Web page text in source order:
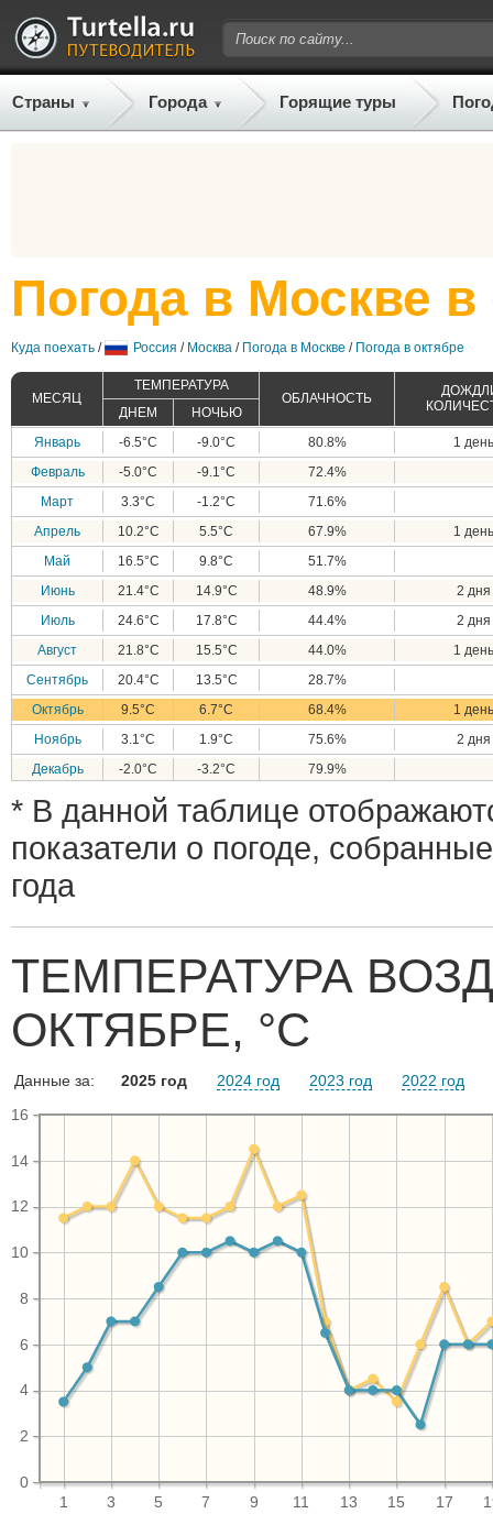
Страны Города Горящие туры
Погода в Москве в
Куда поехать / Россия / Москва / Погода в Москве / Погода в октябре
МЕСЯЦ
ТЕМПЕРАТУРА
ОБЛАЧНОСТЬ
ДНЕМ
НОЧЬЮ
Январь
-6.5°C -9.0°C 80.8%
1
Февраль
-5.0°C -9.1°C
72.4%
Март
3.3°C -1.2°C
71.6%
Апрель
10.2°C 5.5°C 67.9%
1
Май
16.5°C 9.8°C
51.7%
Июнь
21.4°C 14.9°C 48.9%
2
Июль
24.6°C 17.8°C 44.4%
2
Август
21.8°C 15.5°C 44.0%
1
Сентябрь
20.4°C 13.5°C
28.7%
Октябрь
9.5°C 6.7°C 68.4%
1
Ноябрь
3.1°C 1.9°C 75.6%
2
Декабрь
-2.0°C -3.2°C 79.9%
* В данной таблице
показатели о погоде,
года
ТЕМПЕРАТУРА
ОКТЯБРЕ, °C
Данные за: 2025 год 2024 год 2023 год 2022 год
1 3 5 7 9 11 13 15 17
0
2
4
6
8
10
12
14
16